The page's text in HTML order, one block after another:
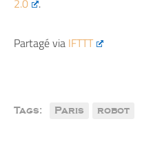
2.0
.
Partagé via IFTTT
Tags: Paris robot